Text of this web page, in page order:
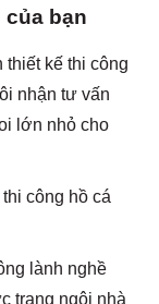
của bạn
kế thi công
nhận tư vấn
lớn nhỏ cho
lành nghề
trạng ngôi nhà